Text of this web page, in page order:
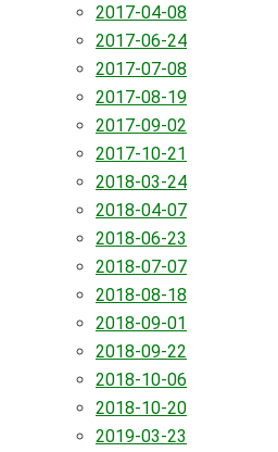
2017-04-08
2017-06-24
2017-07-08
2017-08-19
2017-09-02
2017-10-21
2018-03-24
2018-04-07
2018-06-23
2018-07-07
2018-08-18
2018-09-01
2018-09-22
2018-10-06
2018-10-20
2019-03-23